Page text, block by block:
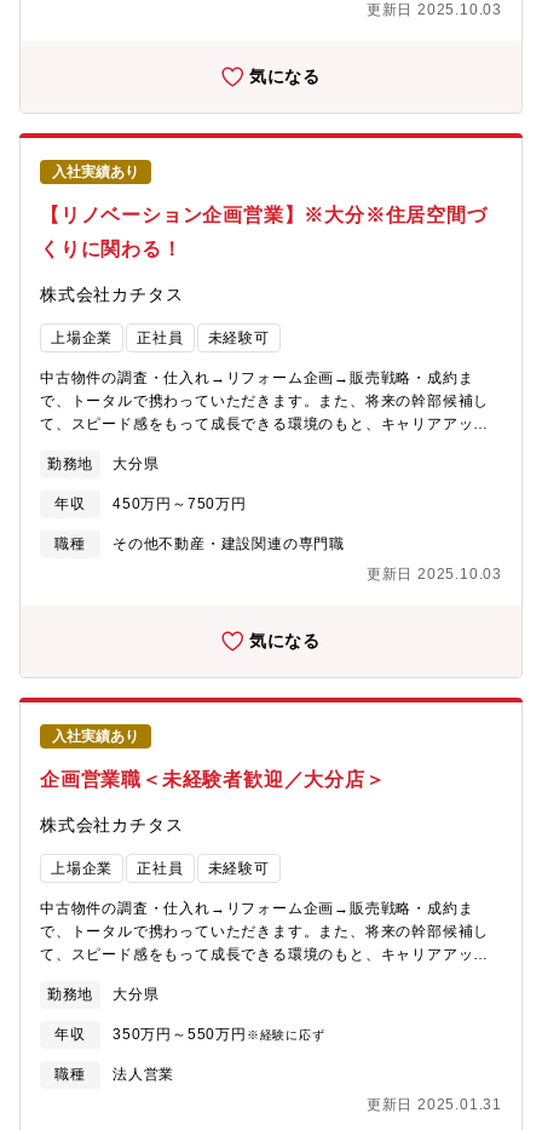
力】★自身のアイディアを形にし、それを自らお客様に提案して
を直接感じることができるやりがいのある業務です。★経営層に
はリクルート出身者が多く、変化と成長のスピード感がある中で
スキルアップを図りたい方にはお勧めの環境です。★宅建士手当
毎月3万円支給★マイカー通勤で営業でも使用するため、ガソリン
代、ETCカード、エコカー手当など多数福利厚生あり★結果次第
で最短で2年で店長になった方もいらっしゃいます。※充実した研
修制度があるため未経験の方でも安心してご入社いただけます！
具体的には、店舗の先輩のOJT→一連の流れを知った後の座学研
修を受講、専門的なマニュアル等、研修が充実。未経験でも知識
更新日 2025.10.03
気になる
入社実績あり
【リノベーション企画営業】※大分※住居空間づ
くりに関わる！
株式会社カチタス
上場企業 正社員 未経験可
中古物件の調査・仕入れ→リフォーム企画→販売戦略・成約ま
で、トータルで携わっていただきます。また、将来の幹部候補し
て、スピード感をもって成長できる環境のもと、キャリアアップ
に赴き、「どのような方に住んでいただきたいか」お客様像をイ
メージしながら中古物件の仕入れを行います。(2)リフォーム企
画：お客様が住まいに求めることはなにかを考えながら、リフォ
ームのプランを立てていきます。(3)販売：自ら企画したリフォー
力】★自身のアイディアを形にし、それを自らお客様に提案して
を直接感じることができるやりがいのある業務です。★経営層に
はリクルート出身者が多く、変化と成長のスピード感がある中で
スキルアップを図りたい方にはお勧めの環境です。★宅建士手当
毎月3万円支給★マイカー通勤で営業でも使用するため、ガソリン
代、ETCカード、エコカー手当など多数福利厚生あり★結果次第
で最短で2年で店長になった方もいらっしゃいます。※充実した研
修制度があるため未経験の方でも安心してご入社いただけます！
具体的には、店舗の先輩のOJT→一連の流れを知った後の座学研
修を受講、専門的なマニュアル等、研修が充実。未経験でも知識
が身につきます。
勤務地 大分県
年収 450万円～750万円
職種
その他不動産・建設関連の専門職
更新日 2025.10.03
気になる
入社実績あり
企画営業職＜未経験者歓迎／大分店＞
株式会社カチタス
上場企業 正社員 未経験可
中古物件の調査・仕入れ→リフォーム企画→販売戦略・成約ま
で、トータルで携わっていただきます。また、将来の幹部候補し
て、スピード感をもって成長できる環境のもと、キャリアアップ
に赴き、「どのような方に住んでいただきたいか」お客様像をイ
メージしながら中古物件の仕入れを行います。(2)リフォーム企
画：お客様が住まいに求めることはなにかを考えながら、リフォ
ームのプランを立てていきます。(3)販売：自ら企画したリフォー
力】自身のアイディアを形にし、それを自らお客様に提案してい
勤務地 大分県
年収 350万円～550万円 ※経験に応ず
職種
法人営業
更新日 2025.01.31